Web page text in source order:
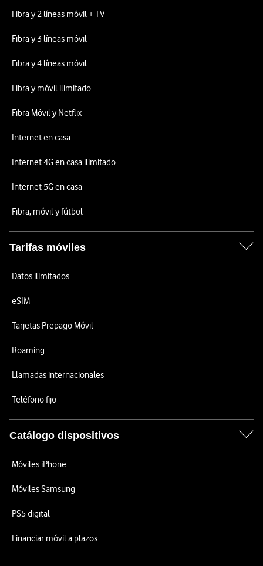
Fibra y 2 líneas móvil + TV
Fibra y 3 líneas móvil
Fibra y 4 líneas móvil
Fibra y móvil ilimitado
Fibra Móvil y Netflix
Internet en casa
Internet 4G en casa ilimitado
Internet 5G en casa
Fibra, móvil y fútbol
Tarifas móviles
Datos ilimitados
eSIM
Tarjetas Prepago Móvil
Roaming
Llamadas internacionales
Teléfono fijo
Catálogo dispositivos
Móviles iPhone
Móviles Samsung
PS5 digital
Financiar móvil a plazos